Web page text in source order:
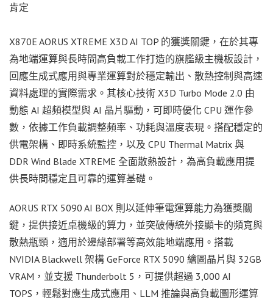
肯定
X870E AORUS XTREME X3D AI TOP 的獲獎關鍵，在於其專
為地端運算與長時間高負載工作打造的旗艦級主機板設計，
回應生成式應用與專業運算對於穩定輸出、散熱控制與高速
資料處理的實際需求。其核心技術 X3D Turbo Mode 2.0 由
動態 AI 超頻模型與 AI 晶片驅動，可即時優化 CPU 運作參
數，依據工作負載調整頻率、功耗與溫度表現。搭配穩定的
供電架構、即時系統監控，以及 CPU Thermal Matrix 與
DDR Wind Blade XTREME 全面散熱設計，為高負載應用提
供長時間穩定且可靠的運算基礎。
AORUS RTX 5090 AI BOX 則以延伸筆電運算能力為獲獎關
鍵，提供接近桌機級的算力，並突破傳統外接顯卡的頻寬與
散熱瓶頸，適用於邊緣部署等高效能地端應用。搭載
NVIDIA Blackwell 架構 GeForce RTX 5090 繪圖晶片與 32GB
VRAM，並支援 Thunderbolt 5，可提供超過 3,000 AI
TOPS，輕鬆對應生成式應用、LLM 推論與高負載圖形運算